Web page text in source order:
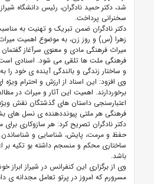
شد، دکتر حمید نادگران، رئیس دانشگاه
سخنرانی پرداخت.
دکتر نادگران ضمن تبریک و تهنیت به
زهرا (س) و روز زن، به موضوع اهمیت
میراث فرهنگی مادی و معنوی سرآغاز
فرهنگی ملت ها تلقی می شود. اسنادی
و ساختار زندگی و بالندگی آینده ی خود را
وی افزود: این اسناد از ارزش و احترام
برخوردارند. اهمیت این آثار و میراث در
اعتبارسنجی داستان های گذشتگان نقش ویژه
فرهنگی هر ملتی پیونددهنده ی نسل های
دکتر نادگران تصریح کرد: هر سازوکاری
حفظ و مرمت، پایش، شناسایی و شناساندن
ساختاری محکم و منسجم داشته بو تکیه بر
باشد.
وی از برگزاری این کنفرانس در شیراز ابراز
مسرورم که امروز در پرتو تعامل مجدانه ی